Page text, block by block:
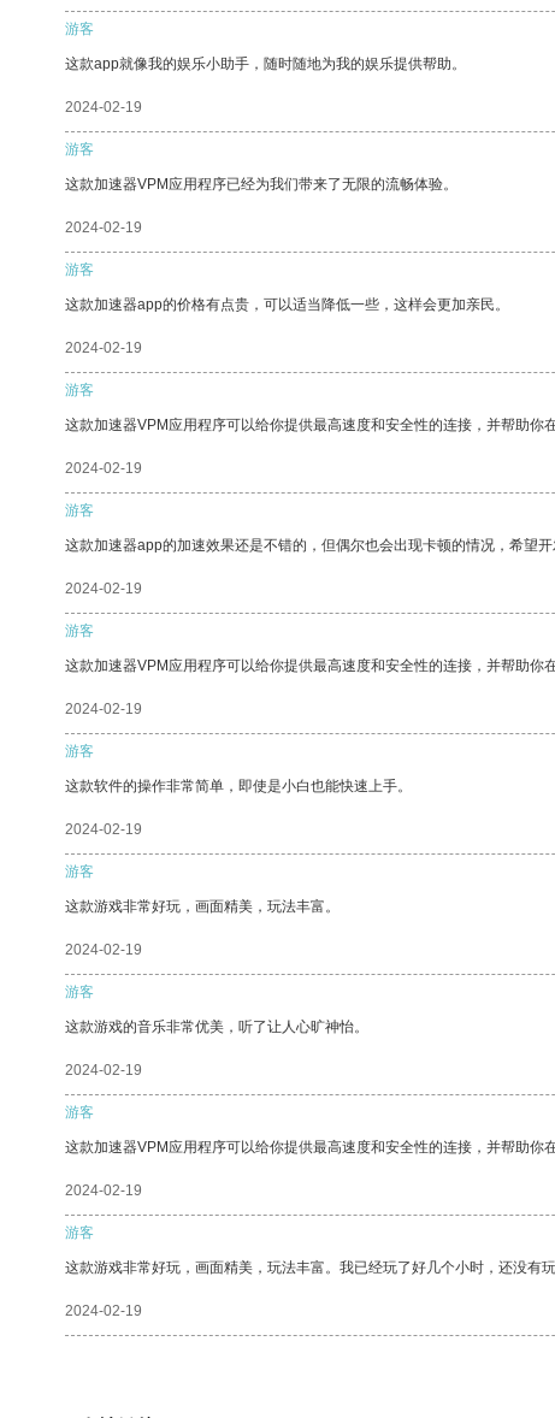
游客
这款app就像我的娱乐小助手，随时随地为我的娱乐提供帮助。
2024-02-19
游客
这款加速器VPM应用程序已经为我们带来了无限的流畅体验。
2024-02-19
游客
这款加速器app的价格有点贵，可以适当降低一些，这样会更加亲民。
2024-02-19
游客
这款加速器VPM应用程序可以给你提供最高速度和安全性的连接，并帮助你
2024-02-19
游客
这款加速器app的加速效果还是不错的，但偶尔也会出现卡顿的情况，希望开
2024-02-19
游客
这款加速器VPM应用程序可以给你提供最高速度和安全性的连接，并帮助你
2024-02-19
游客
这款软件的操作非常简单，即使是小白也能快速上手。
2024-02-19
游客
这款游戏非常好玩，画面精美，玩法丰富。
2024-02-19
游客
这款游戏的音乐非常优美，听了让人心旷神怡。
2024-02-19
游客
这款加速器VPM应用程序可以给你提供最高速度和安全性的连接，并帮助你
2024-02-19
游客
这款游戏非常好玩，画面精美，玩法丰富。我已经玩了好几个小时，还没有玩
2024-02-19